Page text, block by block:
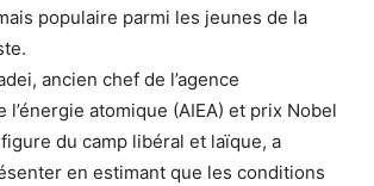
populaire parmi les jeunes de la
ancien chef de l’agence
l’énergie atomique (AIEA) et prix Nobel
du camp libéral et laïque, a
en estimant que les conditions